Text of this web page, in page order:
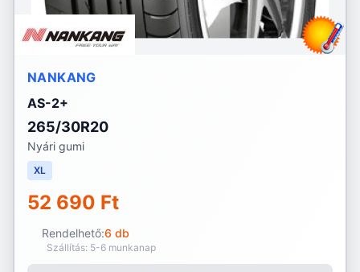
NANKANG
AS-2+
265/30R20
Nyári gumi
XL
52 690 Ft
Rendelhető:6 db
Szállítás: 5-6 munkanap